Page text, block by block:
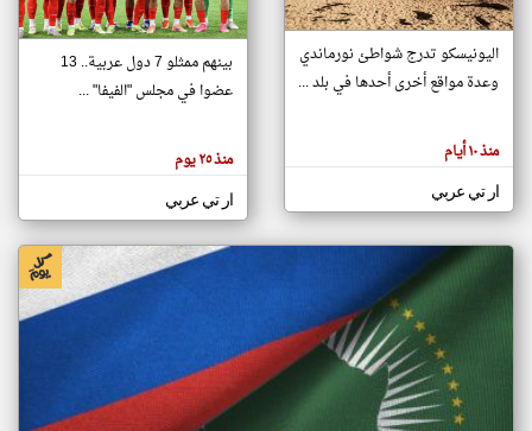
تغيير الدولة
اخبار جزر القمر على مدار الساعة
أهم اخبار جزر القمر العاجلة والمباشرة
هنا عن
وجهة
كاتبيها.
اليونيسكو تدرج شواطئ نورماندي
وعدة مواقع أخرى أحدها في بلد ...
منذ ١٠ أيام
ار تي عربي
بينهم ممثلو 7 دول عربية.. 13
عضوا في مجلس "الفيفا" ...
منذ ٢٥ يوم
ار تي عربي
klyoum.com